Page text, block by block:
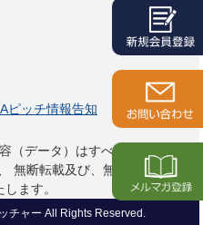
ピッチ情報告知
（データ）はすべてサイトキ
無断転載及び、無断複製は一
ます。
チャー All Rights Reserved.